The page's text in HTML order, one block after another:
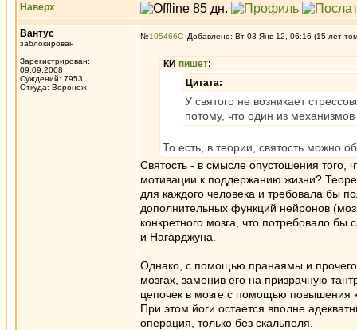
Наверх
Вантус
заблокирован
Зарегистрирован:
09.09.2008
Суждений: 7953
Откуда: Воронеж
№105466 Добавлено: Вт 03 Янв 12, 06:16 (15 лет
КИ пишет:
Цитата:
У святого не возникает
потому, что один из
То есть, в теории, святость можно
Святость - в смысле опустошения того,
мотивации к поддержанию жизни?
для каждого человека и требовала бы
дополнительных функций нейронов
конкретного мозга, что потребовало
и Нагарджуна.
Однако, с помощью пранаямы и
мозгах, заменив его на призрачную
цепочек в мозге с помощью повышения
При этом йоги остается вполне
операция, только без скальпеля.